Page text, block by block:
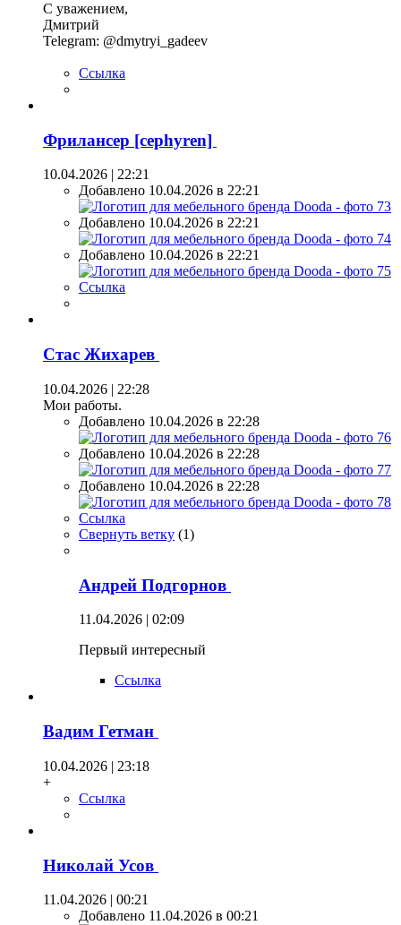
С уважением,
Дмитрий
Telegram: @dmytryi_gadeev
Ссылка
Фрилансер [cephyren]
10.04.2026 | 22:21
Добавлено 10.04.2026 в 22:21
Добавлено 10.04.2026 в 22:21
Добавлено 10.04.2026 в 22:21
Ссылка
Стас Жихарев
10.04.2026 | 22:28
Мои работы.
Добавлено 10.04.2026 в 22:28
Добавлено 10.04.2026 в 22:28
Добавлено 10.04.2026 в 22:28
Ссылка
Свернуть ветку (1)
Андрей Подгорнов
11.04.2026 | 02:09
Первый интересный
Ссылка
Вадим Гетман
10.04.2026 | 23:18
+
Ссылка
Николай Усов
11.04.2026 | 00:21
Добавлено 11.04.2026 в 00:21